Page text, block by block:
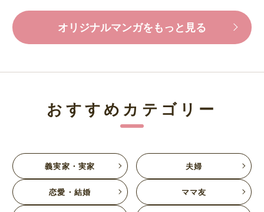
オリジナルマンガをもっと見る
おすすめカテゴリー
義実家・実家 夫婦
恋愛・結婚 ママ友